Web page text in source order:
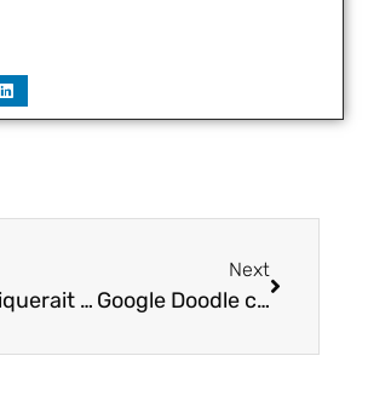
Qu’impliquerait un vote par voie dématérialisé ?
Next
Google Doodle célèbre le 100e anniversaire de l’école Bauhaus